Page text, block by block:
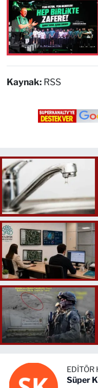
Kaynak: RSS
EDITÖR
Süper